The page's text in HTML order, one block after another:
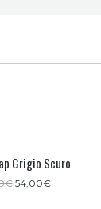
Grigio Scuro
€ Il
54,00€Il